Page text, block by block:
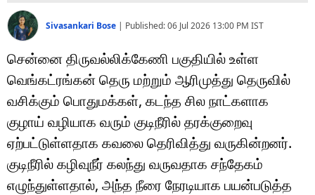
Sivasankari Bose | Published:06 Jul 2026 13:00 PM IST
சென்னை திருவல்லிக்கேணி பகுதியில் உள்ள
வெங்கட்ரங்கன் தெரு மற்றும் ஆரிமுத்து தெருவில்
வசிக்கும் பொதுமக்கள், கடந்த சில நாட்களாக
குழாய் வழியாக வரும் குடிநீரில் தரக்குறைவு
ஏற்பட்டுள்ளதாக கவலை தெரிவித்து வருகின்றனர்.
குடிநீரில் கழிவுநீர் கலந்து வருவதாக சந்தேகம்
எழுந்துள்ளதால், அந்த நீரை நேரடியாக பயன்படுத்த